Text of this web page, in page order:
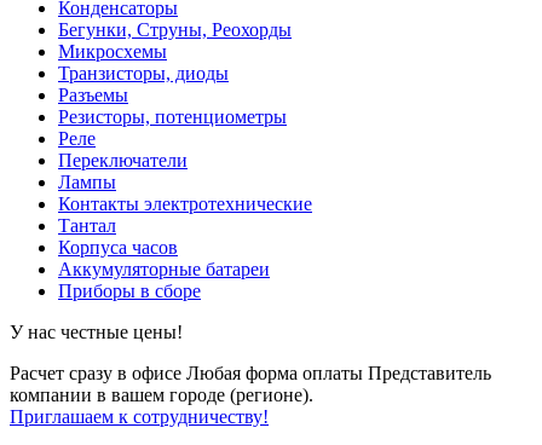
Конденсаторы
Бегунки, Струны, Реохорды
Микросхемы
Транзисторы, диоды
Разъемы
Резисторы, потенциометры
Реле
Переключатели
Лампы
Контакты электротехнические
Тантал
Корпуса часов
Аккумуляторные батареи
Приборы в сборе
У нас честные цены!
Расчет сразу в офисе Любая форма оплаты Представитель
компании в вашем городе (регионе).
Приглашаем к сотрудничеству!